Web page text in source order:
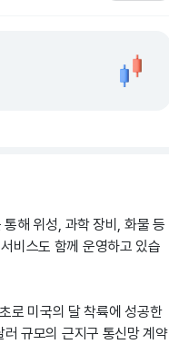
해 위성, 과학 장비, 화물 등
비스도 함께 운영하고 있습
로 미국의 달 착륙에 성공한
규모의 근지구 통신망 계약